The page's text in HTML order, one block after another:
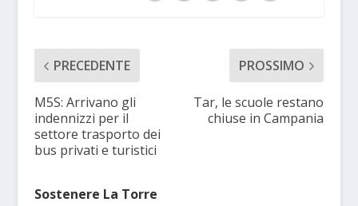
PRECEDENTE
M5S: Arrivano gli
indennizzi per il
settore trasporto dei
bus privati e turistici
PROSSIMO
Tar, le scuole restano
chiuse in Campania
Sostenere La Torre